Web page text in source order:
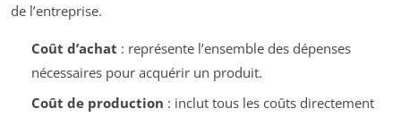
de l’entreprise.
Coût d’achat : représente l’ensemble des dépenses
nécessaires pour acquérir un produit.
Coût de production : inclut tous les coûts directement